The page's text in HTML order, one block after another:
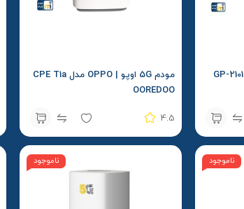
مودم TD-LTE ایرانسل مدل GP-2101
مودم 5G اوپو | OPPO مدل CPE T1a
OOREDOO
4.5
ناموجود ناموجود